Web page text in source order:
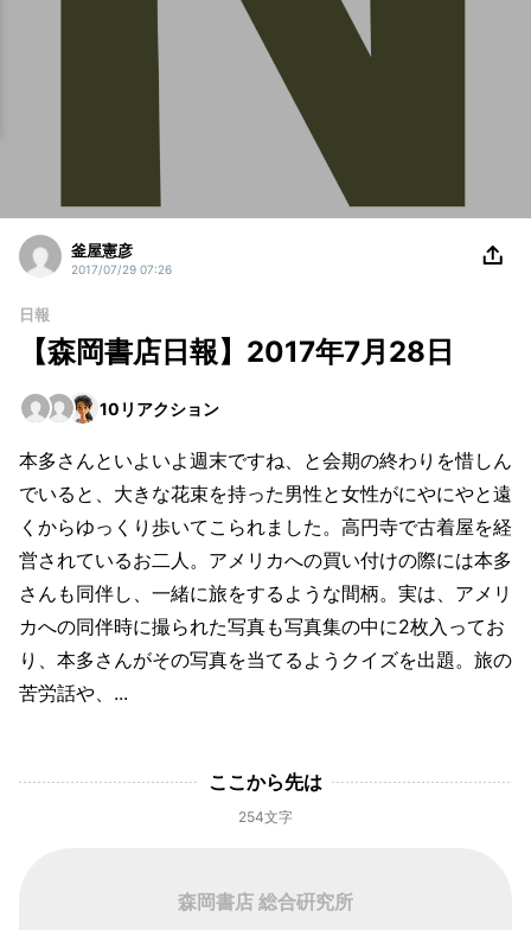
釜屋憲彦
2017/07/29 07:26
日報
【森岡書店日報】2017年7月28日
10 リアクション
本多さんといよいよ週末ですね、と会期の終わりを惜しん
でいると、大きな花束を持った男性と女性がにやにやと遠
くからゆっくり歩いてこられました。高円寺で古着屋を経
営されているお二人。アメリカへの買い付けの際には本多
さんも同伴し、一緒に旅をするような間柄。実は、アメリ
カへの同伴時に撮られた写真も写真集の中に2枚入ってお
り、本多さんがその写真を当てるようクイズを出題。旅の
苦労話や、...
ここから先は
254文字
森岡書店 総合硏究所